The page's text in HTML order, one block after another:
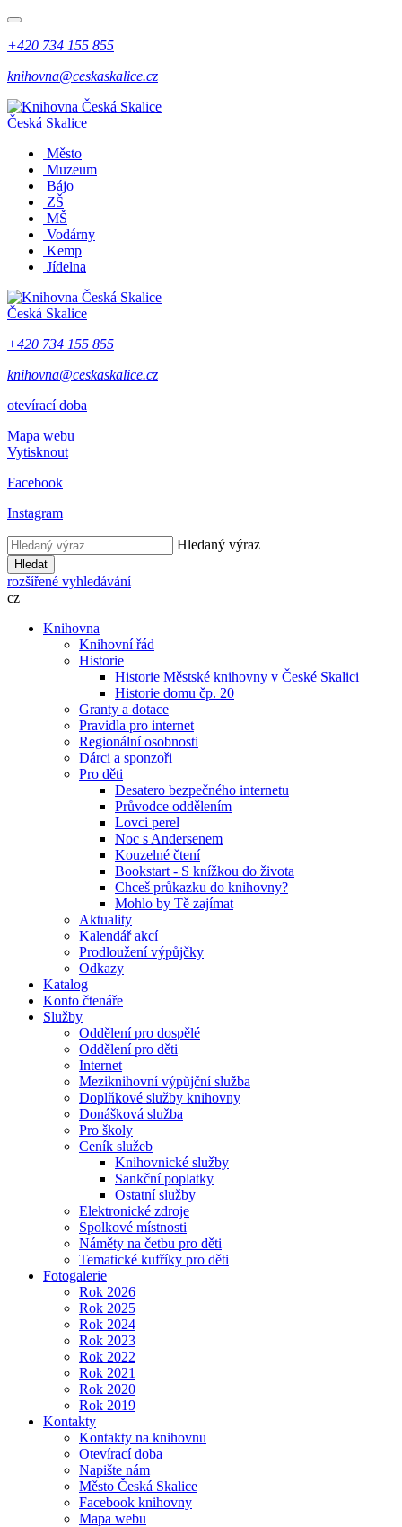
+420 734 155 855
knihovna@ceskaskalice.cz
Česká Skalice
Město
Muzeum
Bájo
ZŠ
MŠ
Vodárny
Kemp
Jídelna
Česká Skalice
+420 734 155 855
knihovna@ceskaskalice.cz
otevírací doba
Mapa webu
Vytisknout
Facebook
Instagram
Hledaný výraz
Hledat
rozšířené vyhledávání
cz
Knihovna
Knihovní řád
Historie
Historie Městské knihovny v České Skalici
Historie domu čp. 20
Granty a dotace
Pravidla pro internet
Regionální osobnosti
Dárci a sponzoři
Pro děti
Desatero bezpečného internetu
Průvodce oddělením
Lovci perel
Noc s Andersenem
Kouzelné čtení
Bookstart - S knížkou do života
Chceš průkazku do knihovny?
Mohlo by Tě zajímat
Aktuality
Kalendář akcí
Prodloužení výpůjčky
Odkazy
Katalog
Konto čtenáře
Služby
Oddělení pro dospělé
Oddělení pro děti
Internet
Meziknihovní výpůjční služba
Doplňkové služby knihovny
Donášková služba
Pro školy
Ceník služeb
Knihovnické služby
Sankční poplatky
Ostatní služby
Elektronické zdroje
Spolkové místnosti
Náměty na četbu pro děti
Tematické kufříky pro děti
Fotogalerie
Rok 2026
Rok 2025
Rok 2024
Rok 2023
Rok 2022
Rok 2021
Rok 2020
Rok 2019
Kontakty
Kontakty na knihovnu
Otevírací doba
Napište nám
Město Česká Skalice
Facebook knihovny
Mapa webu